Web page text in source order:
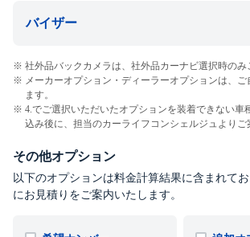
バイザー
社外品バックカメラは、社外品カーナビ選択時のみ
メーカーオプション・ディーラーオプションは、
ます。
4.でご選択いただいたオプションを装着できない車
込み後に、担当のカーライフコンシェルジュよりご
その他オプション
以下のオプションは料金計算結果に含まれて
にお見積りをご案内いたします。